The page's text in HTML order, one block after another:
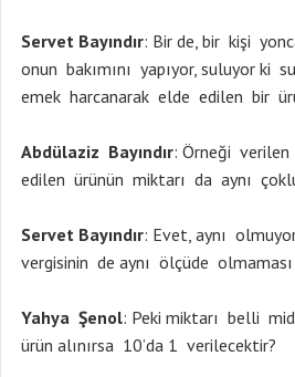
Servet Bayındır: Bir de, bir kişi
onun bakımını yapıyor, suluyor ki
emek harcanarak elde edilen bir
Abdülaziz Bayındır: Örneği
edilen ürünün miktarı da aynı
Servet Bayındır: Evet, aynı
vergisinin de aynı ölçüde
Yahya Şenol: Peki miktarı belli
ürün alınırsa 10’da 1 verilecektir?